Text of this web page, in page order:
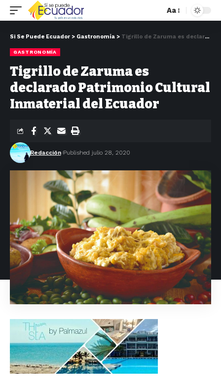
Aa
Si Se Puede Ecuador > Gastronomía > Tigrillo de Zaruma es declarado Patrimonio Cultural Inmaterial del Ecuador
GASTRONOMÍA
Tigrillo de Zaruma es
declarado Patrimonio Cultural
Inmaterial del Ecuador
Redacción Published julio 28, 2020